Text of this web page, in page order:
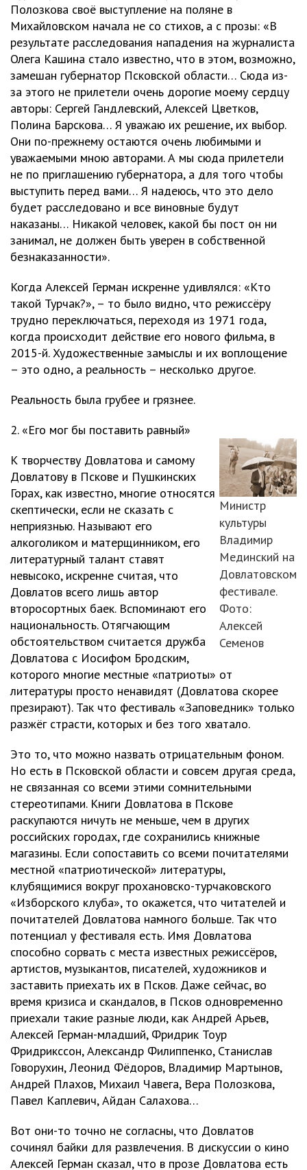
Полозкова своё выступление на поляне в
Михайловском начала не со стихов, а с прозы: «В
результате расследования нападения на журналиста
Олега Кашина стало известно, что в этом, возможно,
замешан губернатор Псковской области… Сюда из-
за этого не прилетели очень дорогие моему сердцу
авторы: Сергей Гандлевский, Алексей Цветков,
Полина Барскова… Я уважаю их решение, их выбор.
Они по-прежнему остаются очень любимыми и
уважаемыми мною авторами. А мы сюда прилетели
не по приглашению губернатора, а для того чтобы
выступить перед вами… Я надеюсь, что это дело
будет расследовано и все виновные будут
наказаны… Никакой человек, какой бы пост он ни
занимал, не должен быть уверен в собственной
безнаказанности».
Когда Алексей Герман искренне удивлялся: «Кто
такой Турчак?», – то было видно, что режиссёру
трудно переключаться, переходя из 1971 года,
когда происходит действие его нового фильма, в
2015-й. Художественные замыслы и их воплощение
– это одно, а реальность – несколько другое.
Реальность была грубее и грязнее.
2. «Его мог бы поставить равный»
Министр
культуры
Владимир
Мединский на
Довлатовском
фестивале.
Фото:
Алексей
Семенов
К творчеству Довлатова и самому
Довлатову в Пскове и Пушкинских
Горах, как известно, многие относятся
скептически, если не сказать с
неприязнью. Называют его
алкоголиком и матерщинником, его
литературный талант ставят
невысоко, искренне считая, что
Довлатов всего лишь автор
второсортных баек. Вспоминают его
национальность. Отягчающим
обстоятельством считается дружба
Довлатова с Иосифом Бродским,
которого многие местные «патриоты» от
литературы просто ненавидят (Довлатова скорее
презирают). Так что фестиваль «Заповедник» только
разжёг страсти, которых и без того хватало.
Это то, что можно назвать отрицательным фоном.
Но есть в Псковской области и совсем другая среда,
не связанная со всеми этими сомнительными
стереотипами. Книги Довлатова в Пскове
раскупаются ничуть не меньше, чем в других
российских городах, где сохранились книжные
магазины. Если сопоставить со всеми почитателями
местной «патриотической» литературы,
клубящимися вокруг прохановско-турчаковского
«Изборского клуба», то окажется, что читателей и
почитателей Довлатова намного больше. Так что
потенциал у фестиваля есть. Имя Довлатова
способно сорвать с места известных режиссёров,
артистов, музыкантов, писателей, художников и
заставить приехать их в Псков. Даже сейчас, во
время кризиса и скандалов, в Псков одновременно
приехали такие разные люди, как Андрей Арьев,
Алексей Герман-младший, Фридрик Тоур
Фридрикссон, Александр Филиппенко, Станислав
Говорухин, Леонид Фёдоров, Владимир Мартынов,
Андрей Плахов, Михаил Чавега, Вера Полозкова,
Павел Каплевич, Айдан Салахова…
Вот они-то точно не согласны, что Довлатов
сочинял байки для развлечения. В дискуссии о кино
Алексей Герман сказал, что в прозе Довлатова есть